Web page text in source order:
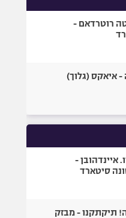
רוטרדאם -
- איאקס (גלוך)
איינדהובן -
סיטארד
תיקתקנו - מבזק